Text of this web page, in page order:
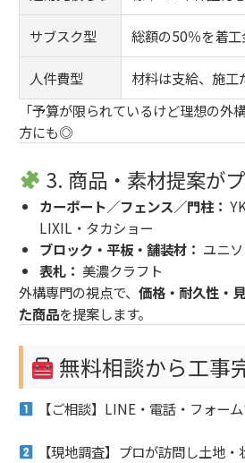
サブスク型 総額の50％を着
人件費型
材料は支給、施
「予算が限られているけど理想の外
方にも◎
3. 商品・素材提案が
カーポート／フェンス／門柱：
LIXIL・タカショー
ブロック・平板・舗装材： ユニ
表札： 美濃クラフト
外構専門の視点で、 価格・耐久性・
た商品を提案します。
無料相談から工事
【ご相談】LINE・電話・フォーム
【現地調査】プロが訪問し土地・